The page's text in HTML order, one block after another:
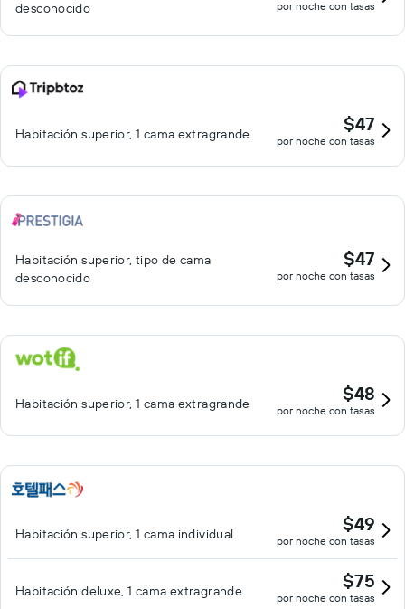
desconocido
por noche con tasas
Habitación superior, 1 cama extragrande $47
por noche con tasas
Habitación superior, tipo de cama
desconocido
$47
por noche con tasas
Habitación superior, 1 cama extragrande $48
por noche con tasas
Habitación superior, 1 cama individual $49
por noche con tasas
Habitación deluxe, 1 cama extragrande $75
por noche con tasas